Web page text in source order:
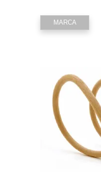
MARCA